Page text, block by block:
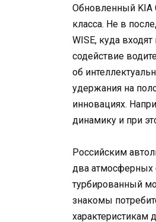
Обновленный KIA
класса. Не в
WISE, куда
содействие
об
удержания на
инновациях.
динамику и при
Российским
два атмосферных
турбированный
знакомы
характеристикам